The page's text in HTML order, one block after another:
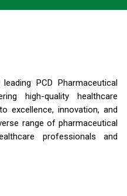
PCD Pharmaceutical
high-quality healthcare
excellence, innovation, and
range of pharmaceutical
professionals and